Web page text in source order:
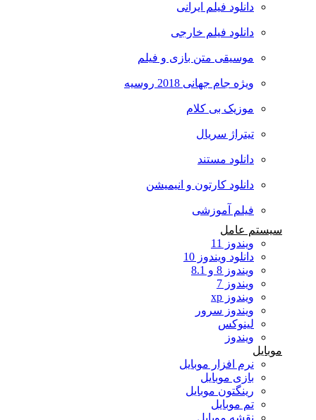
دانلود فیلم ایرانی
دانلود فیلم خارجی
موسیقی متن بازی و فیلم
ویژه جام جهانی 2018 روسیه
موزیک بی کلام
تیتراژ سریال
دانلود مستند
دانلود کارتون و انیمیشن
فیلم آموزشی
سیستم عامل
ویندوز 11
دانلود ویندوز 10
ویندوز 8 و 8.1
ویندوز 7
ویندوز xp
ویندوز سرور
لینوکس
ویندوز
نرم افزار موبایل
بازی موبایل
رینگتون موبایل
تم موبایل
نقشه موبایل